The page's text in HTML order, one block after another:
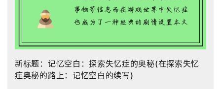
新标题：记忆空白：探索失忆症的奥秘(在探索失忆
症奥秘的路上：记忆空白的续写)